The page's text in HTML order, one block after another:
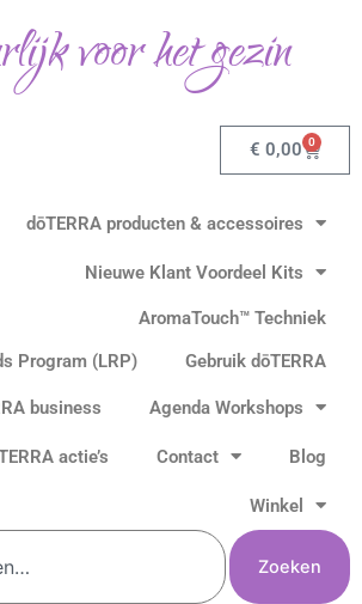
voor het gezin
€ 0,00 0
dōTERRA producten & accessoires
Nieuwe Klant Voordeel Kits
AromaTouch™ Techniek
Program (LRP)
Gebruik dōTERRA
business Agenda Workshops
actie’s Contact Blog
Winkel
Zoeken
populariteit